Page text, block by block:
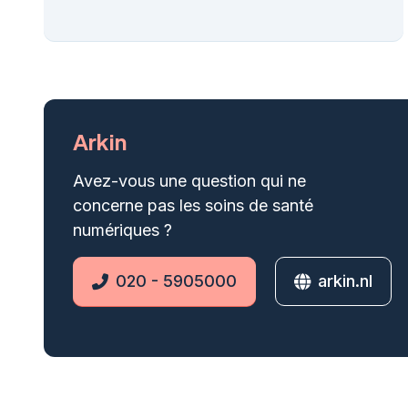
Arkin
Avez-vous une question qui ne
concerne pas les soins de santé
numériques ?
Phone 020 - 5905000 Website
arkin.nl